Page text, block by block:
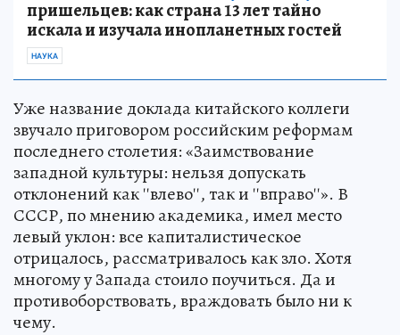
пришельцев: как страна 13 лет тайно
искала и изучала инопланетных гостей
НАУКА
Уже название доклада китайского коллеги
звучало приговором российским реформам
последнего столетия: «Заимствование
западной культуры: нельзя допускать
отклонений как ''влево'', так и ''вправо''». В
СССР, по мнению академика, имел место
левый уклон: все капиталистическое
отрицалось, рассматривалось как зло. Хотя
многому у Запада стоило поучиться. Да и
противоборствовать, враждовать было ни к
чему.